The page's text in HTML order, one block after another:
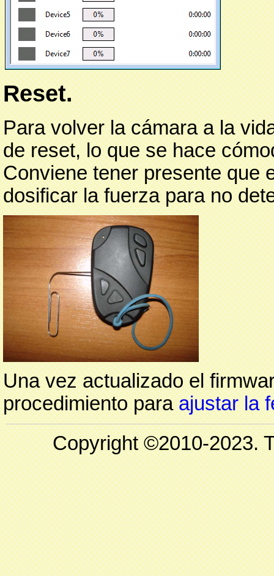
Reset.
Para volver la cámara a la
de reset, lo que se hace
Conviene tener presente que
dosificar la fuerza para no
Una vez actualizado el
procedimiento paraajustar la
Copyright ©2010-2023.